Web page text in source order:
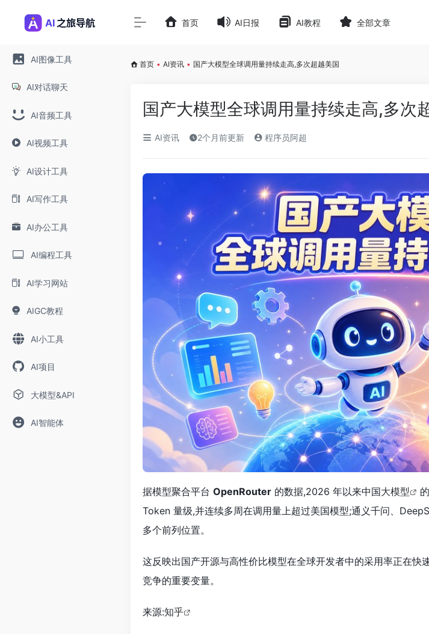
AI图像工具
AI对话聊天
AI音频工具
AI视频工具
AI设计工具
AI写作工具
AI办公工具
AI编程工具
AI学习网站
AIGC教程
AI小工具
AI项目
大模型&API
AI智能体
首页 AI日报 AI教程 全部文章
首页 • AI资讯 • 国产大模型全球调用量持续走高,多次超越美国
国产大模型全球调用量持续走高,多次
AI资讯 2个月前更新 程序员阿超
据模型聚合平台 OpenRouter 的数据,2026 年以来中国大模型
Token 量级,并连续多周在调用量上超过美国模型;通义千问、
多个前列位置。
这反映出国产开源与高性价比模型在全球开发者中的采用率正在快
竞争的重要变量。
来源:知乎